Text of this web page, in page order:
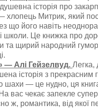
історія про
хлопець Митрик, який
що його навіть
школи. Це книжка про
та щирий народний
— Алі Гейзелвуд. Легка,
історія з
шахи — це нудно, ця
вас чекає запекле
ж, романтика, від якої